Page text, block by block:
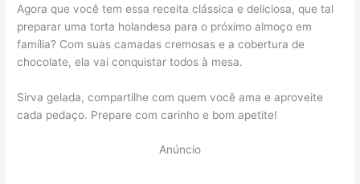
Agora que você tem essa receita clássica e deliciosa, que tal
preparar uma torta holandesa para o próximo almoço em
família? Com suas camadas cremosas e a cobertura de
chocolate, ela vai conquistar todos à mesa.
Sirva gelada, compartilhe com quem você ama e aproveite
cada pedaço. Prepare com carinho e bom apetite!
Anúncio